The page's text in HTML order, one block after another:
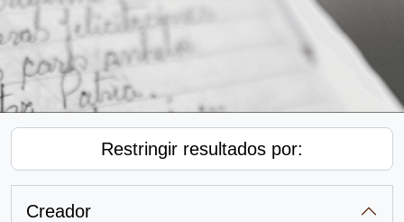
Restringir resultados por:
Creador